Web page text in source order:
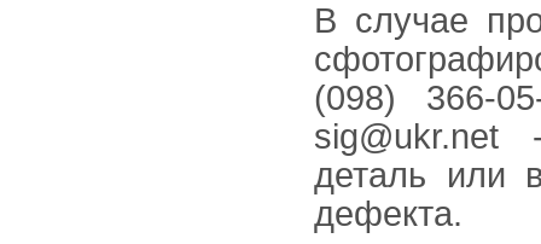
В случае
(098) 366-
деталь или
дефекта.